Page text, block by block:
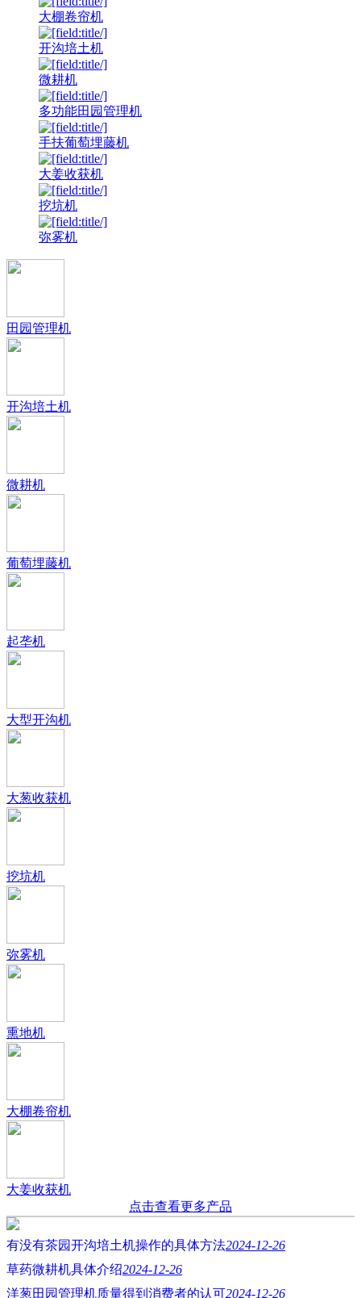
大棚卷帘机
开沟培土机
微耕机
多功能田园管理机
手扶葡萄埋藤机
大姜收获机
挖坑机
弥雾机
田园管理机
开沟培土机
微耕机
葡萄埋藤机
起垄机
大型开沟机
大葱收获机
挖坑机
弥雾机
熏地机
大棚卷帘机
大姜收获机
点击查看更多产品
有没有茶园开沟培土机操作的具体方法2024-12-26
草药微耕机具体介绍2024-12-26
洋葱田园管理机质量得到消费者的认可2024-12-26